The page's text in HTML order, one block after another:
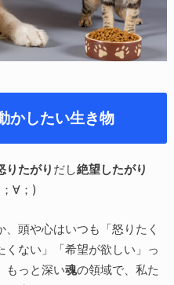
かしたい生き物
りたがり だし絶望したがり
∀；)
頭や心はいつも「怒りたく
ない」「希望が欲しい」っ
もっと深い魂の領域で、私た